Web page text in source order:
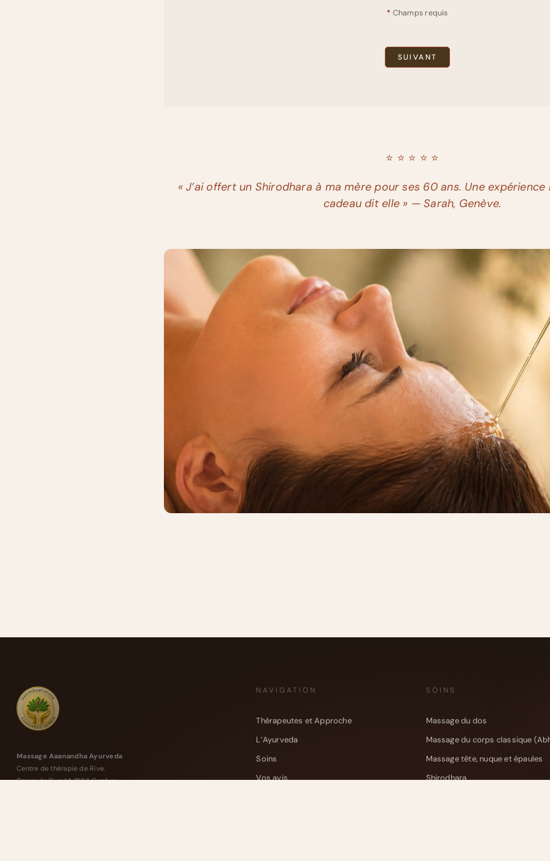
* Champs requis
⭐️ ⭐️ ⭐️ ⭐️ ⭐️
« J’ai offert un Shirodhara à ma mère pour ses 60 ans. Une
cadeau dit elle » — Sarah, Genève.
Massage Aaanandha Ayurveda
Centre de thérapie de Rive.
Cours de Rive 14, 1204 Genève
NAVIGATION
Thérapeutes et Approche
L’Ayurveda
Soins
Vos avis
SOINS
Massage du dos
Massage du corps classique
Massage tête, nuque et épaules
Shirodhara